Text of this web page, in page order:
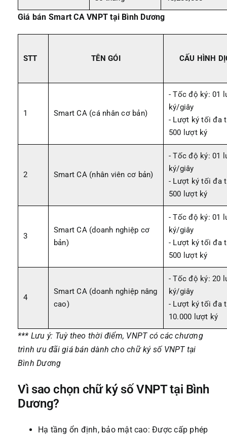
Giá bán Smart CA VNPT tại Bình Dương
STT TÊN GÓI CẤU HÌNH
1 Smart CA (cá nhân cơ bản)
- Tốc độ ký: 01
ký/giây
- Lượt ký tối đa
500 lượt ký
2 Smart CA (nhân viên cơ bản)
- Tốc độ ký: 01
ký/giây
- Lượt ký tối đa
500 lượt ký
3
Smart CA (doanh nghiệp cơ
bản)
- Tốc độ ký: 01
ký/giây
- Lượt ký tối đa
500 lượt ký
4
Smart CA (doanh nghiệp nâng
cao)
- Tốc độ ký: 20
ký/giây
- Lượt ký tối đa
10.000 lượt ký
*** Lưu ý: Tuỳ theo thời điểm, VNPT có các chương
trình ưu đãi giá bán dành cho chữ ký số VNPT tại
Bình Dương
Vì sao chọn chữ ký số VNPT tại Bình
Dương?
Hạ tầng ổn định, bảo mật cao: Được cấp phép